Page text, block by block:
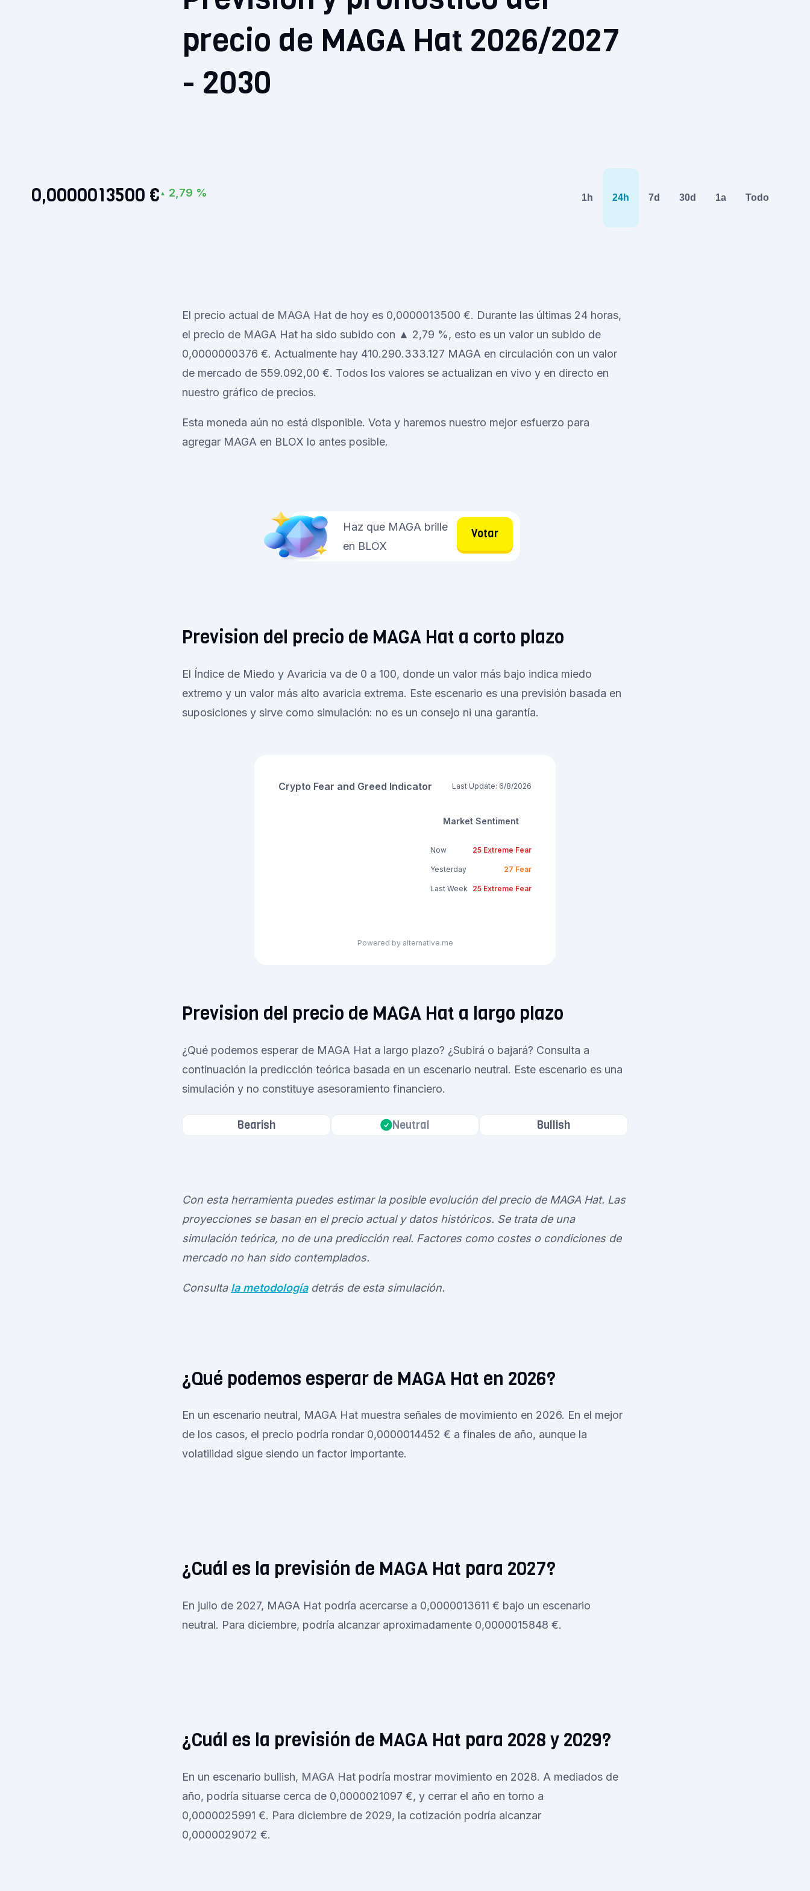
precio de MAGA Hat 2026/2027
- 2030
0,0000013500 € ▲ 2,79 % 1h 24h 7d 30d 1a Todo
El precio actual de MAGA Hat de hoy es 0,0000013500 €. Durante las últimas 24 horas,
el precio de MAGA Hat ha sido subido con ▲ 2,79 %, esto es un valor un subido de
0,0000000376 €. Actualmente hay 410.290.333.127 MAGA en circulación con un valor
de mercado de 559.092,00 €. Todos los valores se actualizan en vivo y en directo en
nuestro gráfico de precios.
Esta moneda aún no está disponible. Vota y haremos nuestro mejor esfuerzo para
agregar MAGA en BLOX lo antes posible.
Haz que MAGA brille
en BLOX
Votar
Prevision del precio de MAGA Hat a corto plazo
El Índice de Miedo y Avaricia va de 0 a 100, donde un valor más bajo indica miedo
extremo y un valor más alto avaricia extrema. Este escenario es una previsión basada en
suposiciones y sirve como simulación: no es un consejo ni una garantía.
Crypto Fear and Greed Indicator Last Update: 6/8/2026
Market Sentiment
Now 25 Extreme Fear
Yesterday 27 Fear
Last Week 25 Extreme Fear
Powered by alternative.me
Prevision del precio de MAGA Hat a largo plazo
¿Qué podemos esperar de MAGA Hat a largo plazo? ¿Subirá o bajará? Consulta a
continuación la predicción teórica basada en un escenario neutral. Este escenario es una
simulación y no constituye asesoramiento financiero.
Bearish Neutral Bullish
Con esta herramienta puedes estimar la posible evolución del precio de MAGA Hat. Las
proyecciones se basan en el precio actual y datos históricos. Se trata de una
simulación teórica, no de una predicción real. Factores como costes o condiciones de
mercado no han sido contemplados.
Consulta la metodologíadetrás de esta simulación.
¿Qué podemos esperar de MAGA Hat en 2026?
En un escenario neutral, MAGA Hat muestra señales de movimiento en 2026. En el mejor
de los casos, el precio podría rondar 0,0000014452 € a finales de año, aunque la
volatilidad sigue siendo un factor importante.
¿Cuál es la previsión de MAGA Hat para 2027?
En julio de 2027, MAGA Hat podría acercarse a 0,0000013611 € bajo un escenario
neutral. Para diciembre, podría alcanzar aproximadamente 0,0000015848 €.
¿Cuál es la previsión de MAGA Hat para 2028 y 2029?
En un escenario bullish, MAGA Hat podría mostrar movimiento en 2028. A mediados de
año, podría situarse cerca de 0,0000021097 €, y cerrar el año en torno a
0,0000025991 €. Para diciembre de 2029, la cotización podría alcanzar
0,0000029072 €.